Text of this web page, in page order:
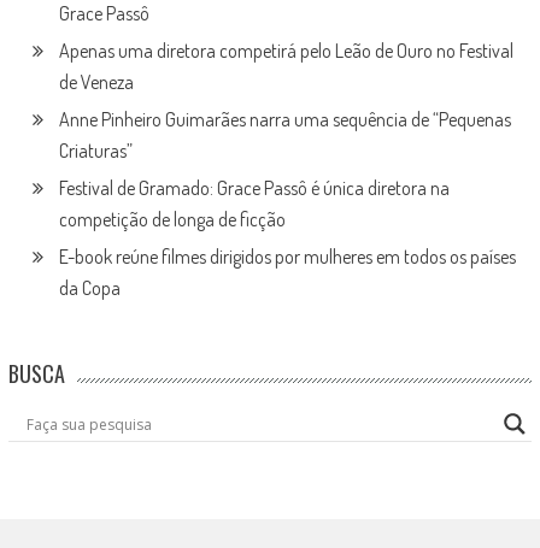
Grace Passô
Apenas uma diretora competirá pelo Leão de Ouro no Festival
de Veneza
Anne Pinheiro Guimarães narra uma sequência de “Pequenas
Criaturas”
Festival de Gramado: Grace Passô é única diretora na
competição de longa de ficção
E-book reúne filmes dirigidos por mulheres em todos os países
da Copa
BUSCA